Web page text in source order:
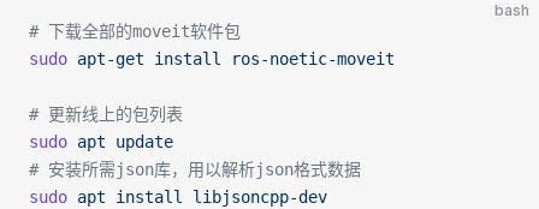
bash
# 下载全部的moveit软件包
sudo apt-get install ros-noetic-moveit
# 更新线上的包列表
sudo apt update
# 安装所需json库，用以解析json格式数据
sudo apt install libjsoncpp-dev